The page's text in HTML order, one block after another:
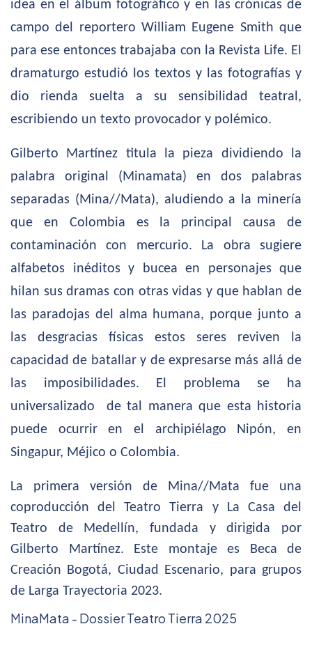
idea en el álbum fotográfico y en las crónicas de
campo del reportero William Eugene Smith que
para ese entonces trabajaba con la Revista Life. El
dramaturgo estudió los textos y las fotografías y
dio rienda suelta a su sensibilidad teatral,
escribiendo un texto provocador y polémico.
Gilberto Martínez titula la pieza dividiendo la
palabra original (Minamata) en dos palabras
separadas (Mina//Mata), aludiendo a la minería
que en Colombia es la principal causa de
contaminación con mercurio. La obra sugiere
alfabetos inéditos y bucea en personajes que
hilan sus dramas con otras vidas y que hablan de
las paradojas del alma humana, porque junto a
las desgracias físicas estos seres reviven la
capacidad de batallar y de expresarse más allá de
las imposibilidades. El problema se ha
universalizado de tal manera que esta historia
puede ocurrir en el archipiélago Nipón, en
Singapur, Méjico o Colombia.
La primera versión de Mina//Mata fue una
coproducción del Teatro Tierra y La Casa del
Teatro de Medellín, fundada y dirigida por
Gilberto Martínez. Este montaje es Beca de
Creación Bogotá, Ciudad Escenario, para grupos
de Larga Trayectoria 2023.
MinaMata - Dossier Teatro Tierra 2025